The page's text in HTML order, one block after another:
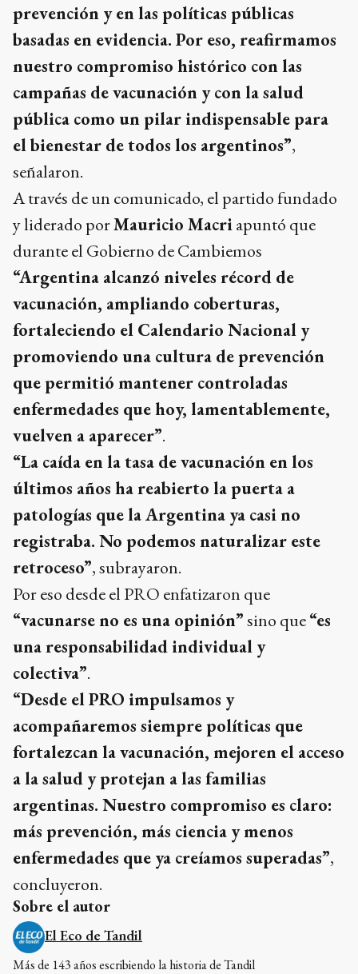
prevención y en las políticas públicas
basadas en evidencia. Por eso, reafirmamos
nuestro compromiso histórico con las
campañas de vacunación y con la salud
pública como un pilar indispensable para
el bienestar de todos los argentinos”,
señalaron.
A través de un comunicado, el partido fundado
y liderado porMauricio Macriapuntó que
durante el Gobierno de Cambiemos
“Argentina alcanzó niveles récord de
vacunación, ampliando coberturas,
fortaleciendo el Calendario Nacional y
promoviendo una cultura de prevención
que permitió mantener controladas
enfermedades que hoy, lamentablemente,
vuelven a aparecer”.
“La caída en la tasa de vacunación en los
últimos años ha reabierto la puerta a
patologías que la Argentina ya casi no
registraba. No podemos naturalizar este
retroceso”, subrayaron.
Por eso desde el PRO enfatizaron que
“vacunarse no es una opinión”sino que“es
una responsabilidad individual y
colectiva”.
“Desde el PRO impulsamos y
acompañaremos siempre políticas que
fortalezcan la vacunación, mejoren el acceso
a la salud y protejan a las familias
argentinas. Nuestro compromiso es claro:
más prevención, más ciencia y menos
enfermedades que ya creíamos superadas”,
concluyeron.
Sobre el autor
El Eco de Tandil
Más de 143 años escribiendo la historia de Tandil